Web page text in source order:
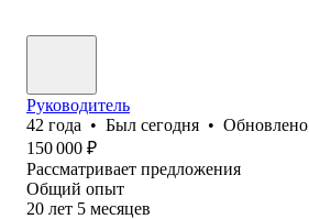
Руководитель
42 года • Был сегодня • Обновлено
150 000 ₽
Рассматривает предложения
Общий опыт
20 лет 5 месяцев